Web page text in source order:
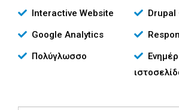
Υπηρεσίες
Interactive Website
Drupal
Google Analytics
Πολύγλωσσο